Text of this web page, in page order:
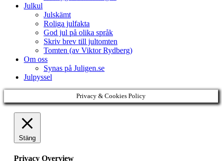
Julkul
Julskämt
Roliga julfakta
God jul på olika språk
Skriv brev till jultomten
Tomten (av Viktor Rydberg)
Om oss
Synas på Juligen.se
Julpyssel
Privacy & Cookies Policy
Stäng
Privacy Overview